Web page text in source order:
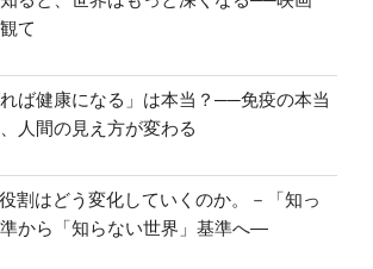
て
れば健康になる」は本当？──免疫の本当
人間の見え方が変わる
割はどう変化していくのか。－「知っ
から「知らない世界」基準へ―